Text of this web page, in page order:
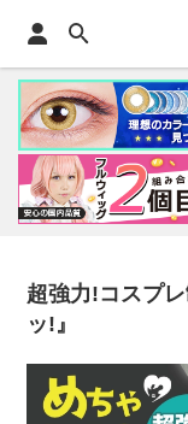
超強力!コスプ
ッ!』